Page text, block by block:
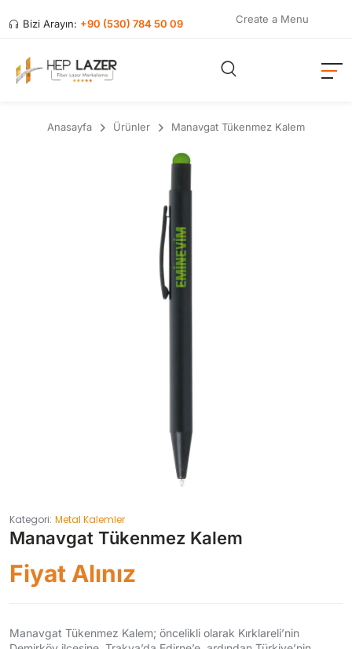
Bizi Arayın: +90 (530) 784 50 09 Create a Menu
Anasayfa Ürünler Manavgat Tükenmez Kalem
Kategori: Metal Kalemler
Manavgat Tükenmez Kalem
Fiyat Alınız
Manavgat Tükenmez Kalem; öncelikli olarak Kırklareli’nin